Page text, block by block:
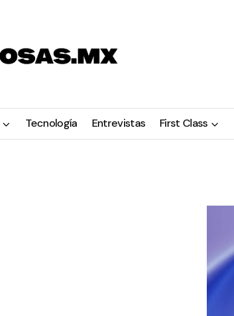
Tecnología Entrevistas First Class